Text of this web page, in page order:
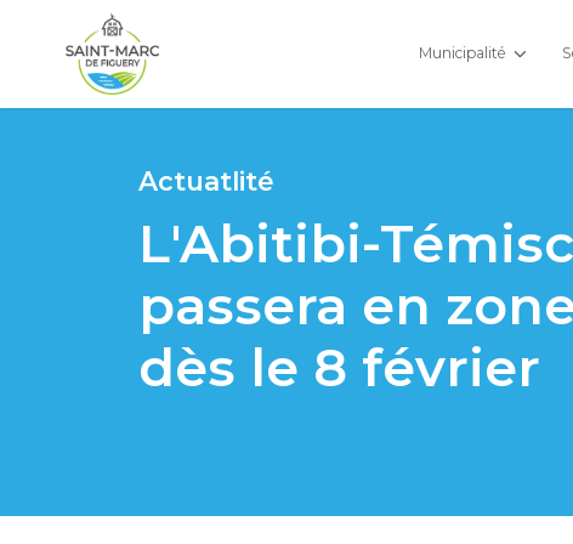
Municipalité
Actuatlité
L'Abitibi-
passera en
dès le 8 février